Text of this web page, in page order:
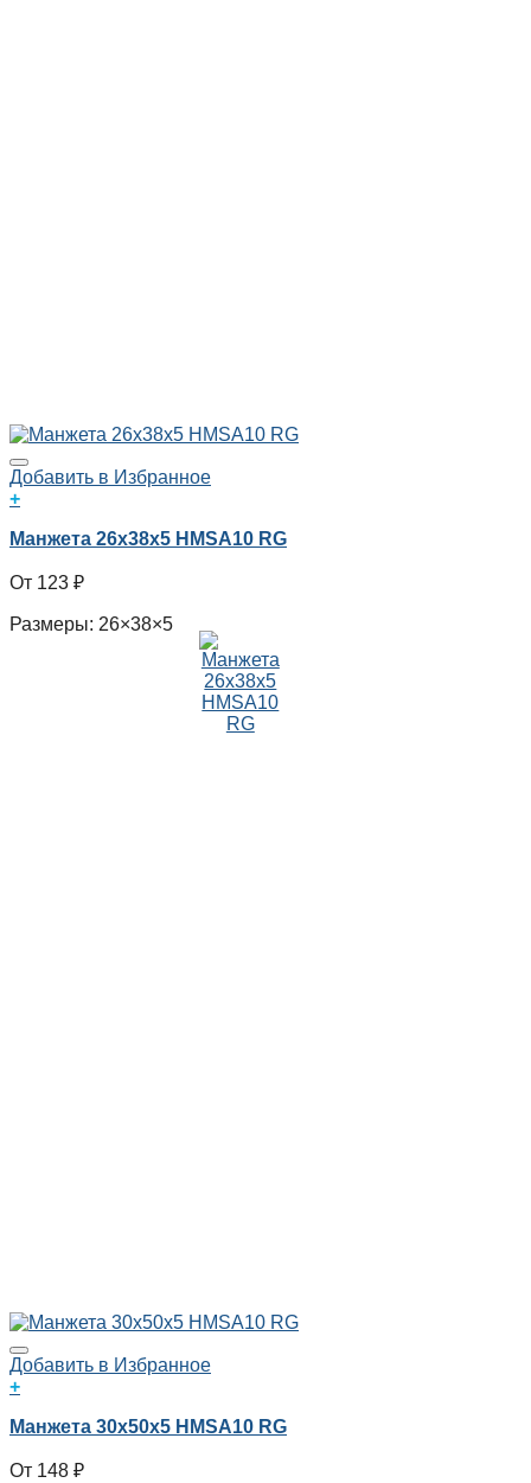
Добавить в Избранное
+
Манжета 26x38x5 HMSA10 RG
123 ₽
Размеры: 26×38×5
Добавить в Избранное
+
Манжета 30x50x5 HMSA10 RG
148 ₽